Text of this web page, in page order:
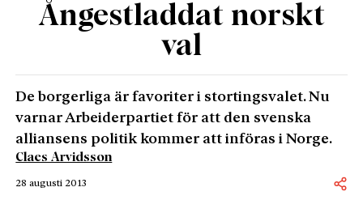
Ångestladdat norskt
val
De borgerliga är favoriter i stortingsvalet. Nu
varnar Arbeiderpartiet för att den svenska
alliansens politik kommer att införas i Norge.
Claes Arvidsson
28 augusti 2013